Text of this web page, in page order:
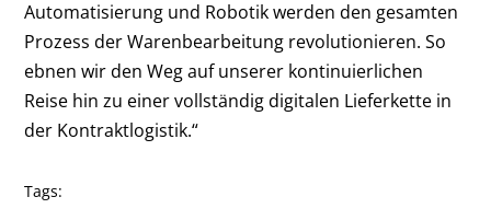
Automatisierung und Robotik werden den gesamten
Prozess der Warenbearbeitung revolutionieren. So
ebnen wir den Weg auf unserer kontinuierlichen
Reise hin zu einer vollständig digitalen Lieferkette in
der Kontraktlogistik.“
Tags: